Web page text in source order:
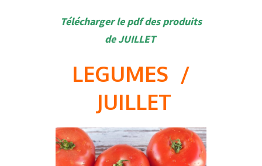
Télécharger le pdf des produits
de JUILLET
LEGUMES /
JUILLET